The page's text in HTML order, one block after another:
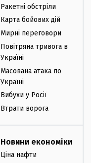
Ракетні обстріли
Карта бойових дій
Мирні переговори
Повітряна тривога в
Україні
Масована атака по
Україні
Вибухи у Росії
Втрати ворога
Новини економіки
Ціна нафти